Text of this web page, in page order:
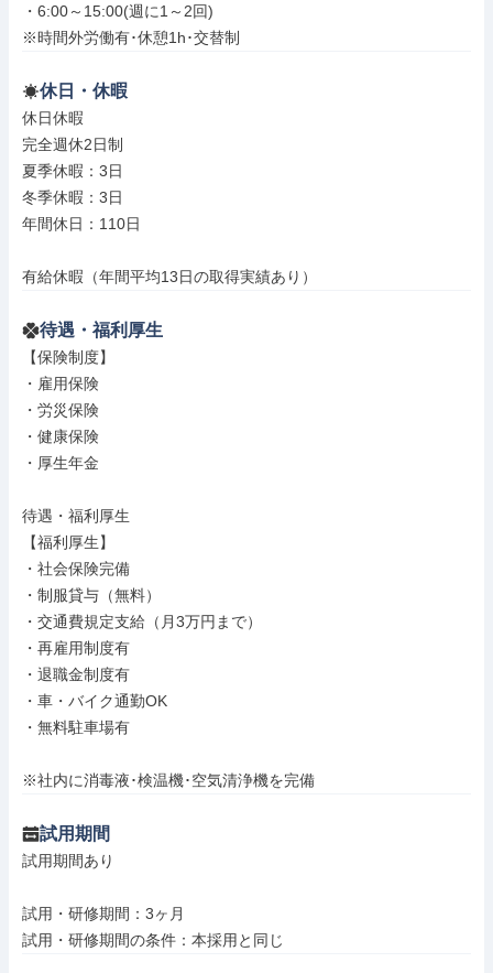
・6:00～15:00(週に1～2回)
※時間外労働有･休憩1h･交替制
休日・休暇
休日休暇
完全週休2日制
夏季休暇：3日
冬季休暇：3日
年間休日：110日
有給休暇（年間平均13日の取得実績あり）
待遇・福利厚生
【保険制度】
・雇用保険
・労災保険
・健康保険
・厚生年金
待遇・福利厚生
【福利厚生】
・社会保険完備
・制服貸与（無料）
・交通費規定支給（月3万円まで）
・再雇用制度有
・退職金制度有
・車・バイク通勤OK
・無料駐車場有
※社内に消毒液･検温機･空気清浄機を完備
試用期間
試用期間あり
試用・研修期間：3ヶ月